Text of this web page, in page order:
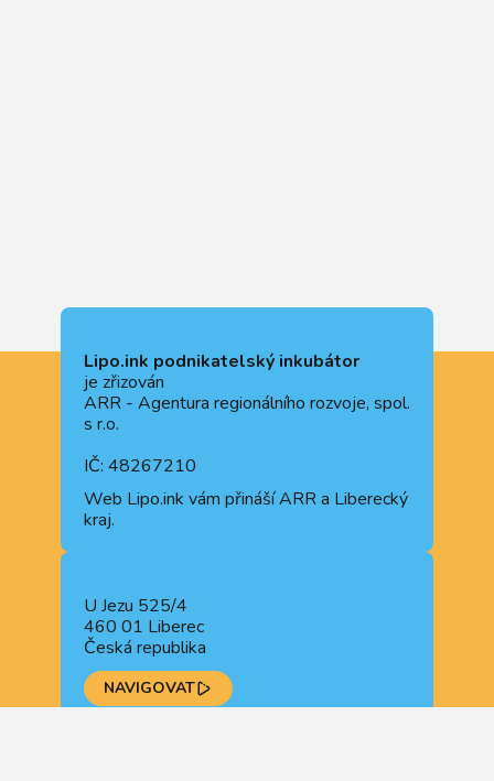
Lipo.ink podnikatelský inkubátor
je zřizován
ARR - Agentura regionálního rozvoje, spol.
s r.o.
IČ: 48267210
Web Lipo.ink vám přináší ARR a Liberecký
kraj.
U Jezu 525/4
460 01 Liberec
Česká republika
NAVIGOVAT